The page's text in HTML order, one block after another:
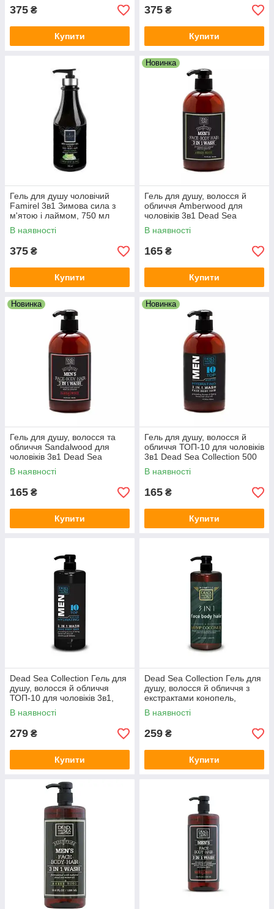
375 ₴
Купити
375 ₴
Купити
Гель для душу чоловічий
Famirel 3в1 Зимова сила з
м'ятою і лаймом, 750 мл
В наявності
375 ₴
Купити
Новинка
Гель для душу, волосся й
обличчя Amberwood для
чоловіків 3в1 Dead Sea
Collection 500 мл
В наявності
165 ₴
Купити
Новинка
Гель для душу, волосся та
обличчя Sandalwood для
чоловіків 3в1 Dead Sea
Collection 500 мл
В наявності
165 ₴
Купити
Новинка
Гель для душу, волосся й
обличчя ТОП-10 для чоловіків
3в1 Dead Sea Collection 500
мл
В наявності
165 ₴
Купити
Dead Sea Collection Гель для
душу, волосся й обличчя
ТОП-10 для чоловіків 3в1,
1000 мл, арт.429375
В наявності
279 ₴
Купити
Dead Sea Collection Гель для
душу, волосся й обличчя з
екстрактами конопель,
кокоса та лайма для, 1000
мл, арт.428064
В наявності
259 ₴
Купити